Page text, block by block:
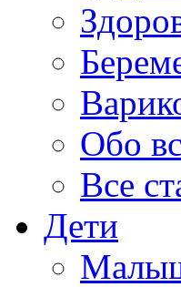
Обо
Все
Дети